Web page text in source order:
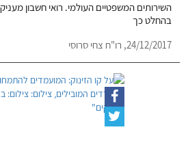
השירותים המשפטיים העולמי. רואי חשבון
בהחלט כך
24/12/2017, רו"ח צחי סרוסי